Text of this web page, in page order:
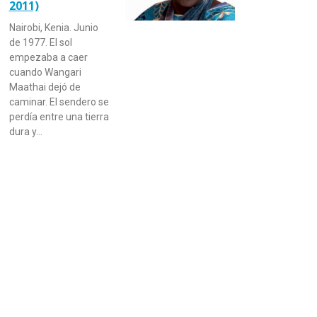
2011)
Nairobi, Kenia. Junio
de 1977. El sol
empezaba a caer
cuando Wangari
Maathai dejó de
caminar. El sendero se
perdía entre una tierra
dura y…